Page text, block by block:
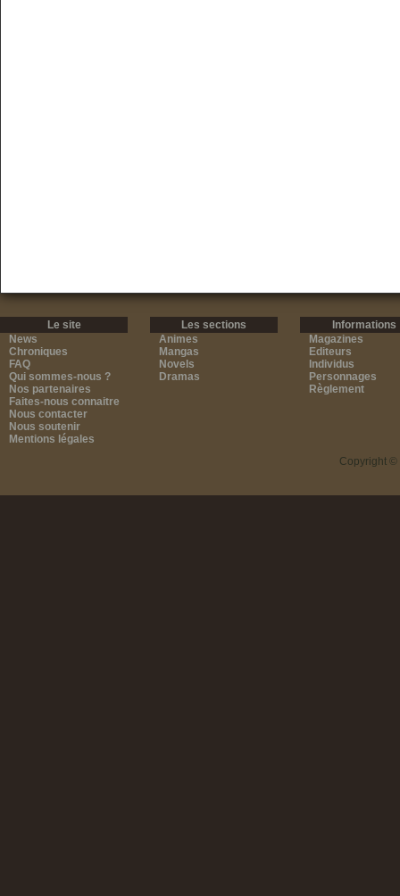
Le site
News
Chroniques
FAQ
Qui sommes-nous ?
Nos partenaires
Faites-nous connaitre
Nous contacter
Nous soutenir
Mentions légales
Les sections
Animes
Mangas
Novels
Dramas
Informations
Magazines
Editeurs
Individus
Personnages
Règlement
Copyright ©